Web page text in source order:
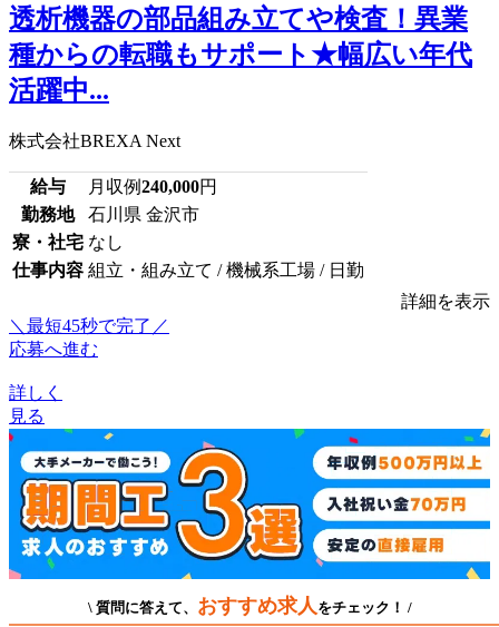
透析機器の部品組み立てや検査！異業
種からの転職もサポート★幅広い年代
活躍中...
株式会社BREXA Next
給与 月収例240,000円
勤務地
石川県 金沢市
寮・社宅 なし
仕事内容 組立・組み立て / 機械系工場 / 日勤
詳細を表示
＼最短45秒で完了／
応募へ進む
詳しく
見る
\ 質問に答えて、 おすすめ求人 をチェック！ /